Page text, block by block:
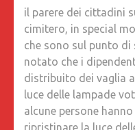
il parere dei cittadini
cimitero, in special
che sono sul punto
notato che i
distribuito dei vaglia
luce delle lampade
alcune persone
ripristinare la luce